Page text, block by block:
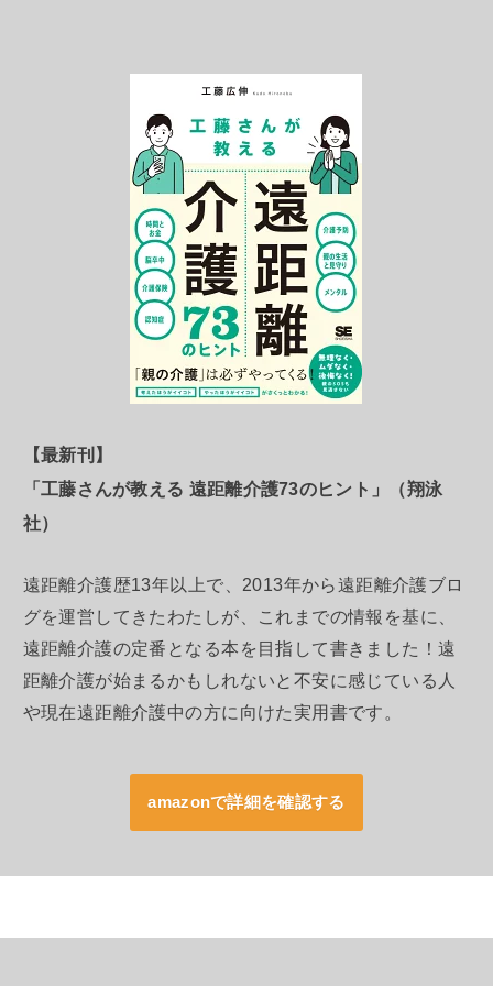
【最新刊】
「工藤さんが教える 遠距離介護73のヒント」（翔泳
社）
遠距離介護歴13年以上で、2013年から遠距離介護ブロ
グを運営してきたわたしが、これまでの情報を基に、
遠距離介護の定番となる本を目指して書きました！遠
距離介護が始まるかもしれないと不安に感じている人
や現在遠距離介護中の方に向けた実用書です。
amazonで詳細を確認する